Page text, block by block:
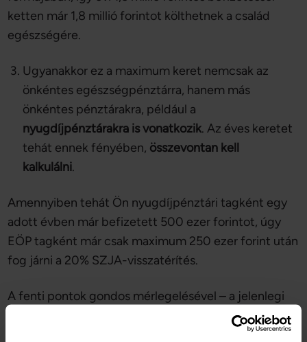
ketten már 1,8 millió forintot költhetnek a család
egészségére.
Ugyanakkor ez a maximum keret nemcsak az
önkéntes egészségpénztárra, hanem más
önkéntes pénztárakra, például a
nyugdíjpénztárakra is vonatkozik. Az éves keretet
tehát ennek fényében, összevontan kell
kalkulálni.
Amennyiben tehát Ön nyugdíjpénztári tagként egy
adott évben már befizetett 500 ezer forintot, úgy
EÖP tagként már csak maximum 250 ezer forint után
fog járni a 20% SZJA-visszatérítés.
A fenti pontok gondos mérlegelésével – a jelenlegi
szabályozás mellett – nem érhet kellemetlen